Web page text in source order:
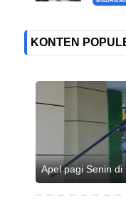
KONTEN
Apel pagi Senin di